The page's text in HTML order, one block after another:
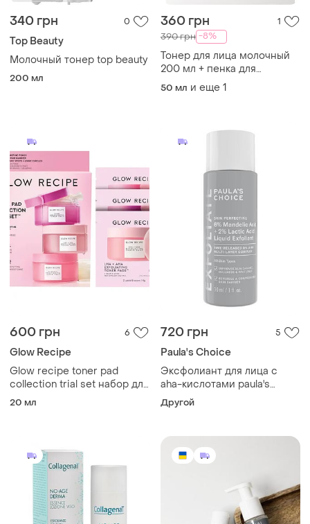
340 грн 0
Top Beauty
Молочный тонер top beauty
200 мл
360 грн 1
390 грн -8%
Тонер для лица молочный
200 мл + пенка для
умывания молочная 50 мл
(в подарок)
50 мл и еще 1
600 грн 6
Glow Recipe
Glow recipe toner pad
collection trial set набор для
ухода за кожей с тоником
барьера
20 мл
720 грн 5
Paula's Choice
Эксфолиант для лица с
aha-кислотами paula's
choice - 6% mandelic acid +
2% lactic acid liquid exfoliant
Другой